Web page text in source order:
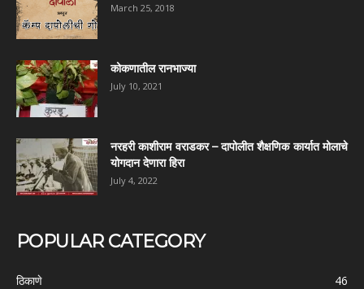
March 25, 2018
कोकणातील रानभाज्या
July 10, 2021
नरहरी काशीराम वराडकर – दापोलीत शैक्षणिक कार्यात मोलाचे
योगदान देणारा हिरा
July 4, 2022
POPULAR CATEGORY
ठिकाणे
46